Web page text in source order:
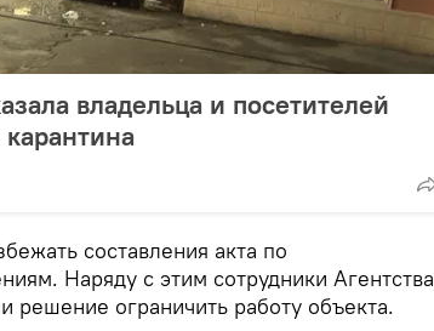
владельца и посетителей
составления акта по
Наряду с этим сотрудники Агентства
решение ограничить работу объекта.